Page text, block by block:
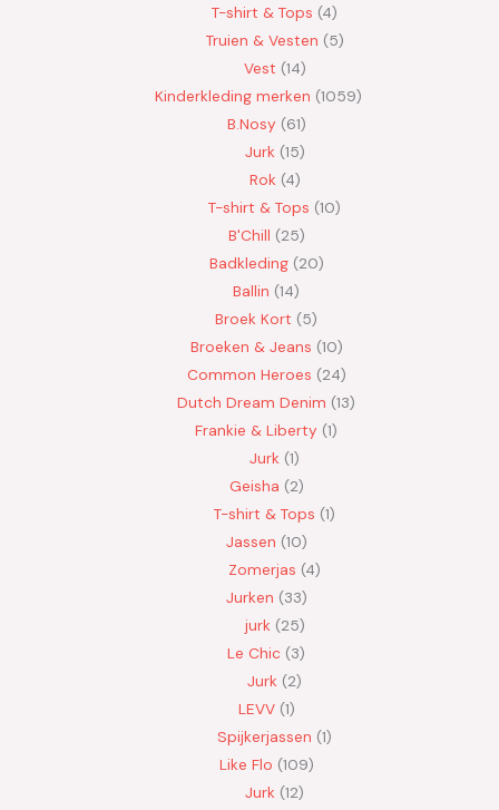
T-shirt & Tops 4
Truien & Vesten 5
Vest 14
Kinderkleding merken 1059
B.Nosy 61
Jurk 15
Rok 4
T-shirt & Tops 10
B'Chill 25
Badkleding 20
Ballin 14
Broek Kort 5
Broeken & Jeans 10
Common Heroes 24
Dutch Dream Denim 13
Frankie & Liberty 1
Jurk 1
Geisha 2
T-shirt & Tops 1
Jassen 10
Zomerjas 4
Jurken 33
jurk 25
Le Chic 3
Jurk 2
LEVV 1
Spijkerjassen 1
Like Flo 109
Jurk 12